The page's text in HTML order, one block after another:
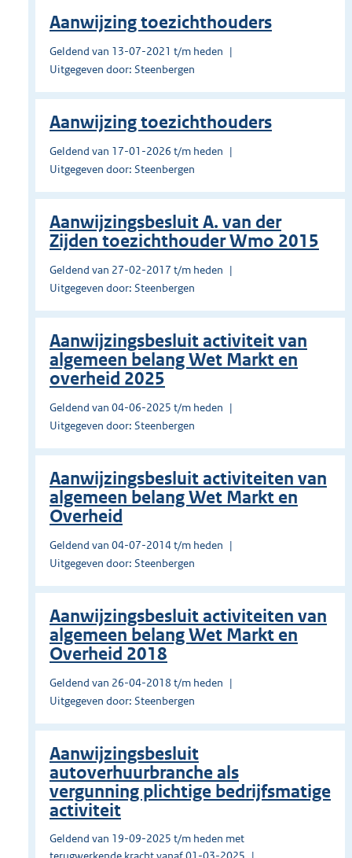
Aanwijzing toezichthouders
Geldend van 13-07-2021 t/m heden
Uitgegeven door: Steenbergen
Aanwijzing toezichthouders
Geldend van 17-01-2026 t/m heden
Uitgegeven door: Steenbergen
Aanwijzingsbesluit A. van der
Zijden toezichthouder Wmo 2015
Geldend van 27-02-2017 t/m heden
Uitgegeven door: Steenbergen
Aanwijzingsbesluit activiteit van
algemeen belang Wet Markt en
overheid 2025
Geldend van 04-06-2025 t/m heden
Uitgegeven door: Steenbergen
Aanwijzingsbesluit activiteiten van
algemeen belang Wet Markt en
Overheid
Geldend van 04-07-2014 t/m heden
Uitgegeven door: Steenbergen
Aanwijzingsbesluit activiteiten van
algemeen belang Wet Markt en
Overheid 2018
Geldend van 26-04-2018 t/m heden
Uitgegeven door: Steenbergen
Aanwijzingsbesluit
autoverhuurbranche als
vergunning plichtige bedrijfsmatige
activiteit
Geldend van 19-09-2025 t/m heden met